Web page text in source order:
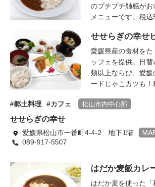
のプチプチ触感が
メニューです。税込
せせらぎの幸せ
愛媛県産の食材をた
ッフェを提供。日
類以上ならび、愛
ードじゃこカツも！
郷土料理 カフェ 松山市内中心部
せせらぎの幸せ
愛媛県松山市一番町4-4-2 地下1階
089-917-5507
はだか麦飯カレ
はだか麦を使った